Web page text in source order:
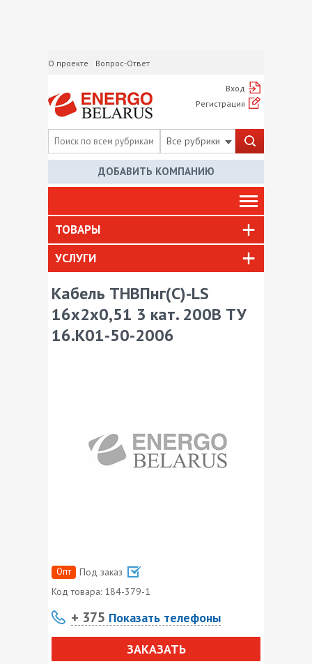
О проекте Вопрос-Ответ
Вход
Регистрация
Все рубрики
ДОБАВИТЬ КОМПАНИЮ
ТОВАРЫ
УСЛУГИ
Кабель ТНВПнг(С)-LS
16х2х0,51 3 кат. 200В ТУ
16.К01-50-2006
Опт
Под заказ
Код товара: 184-379-1
+ 375 Показать телефоны
ЗАКАЗАТЬ